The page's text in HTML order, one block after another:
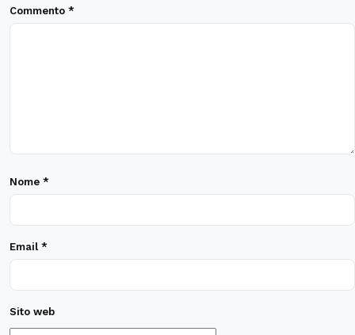
Commento *
Nome *
Email *
Sito web